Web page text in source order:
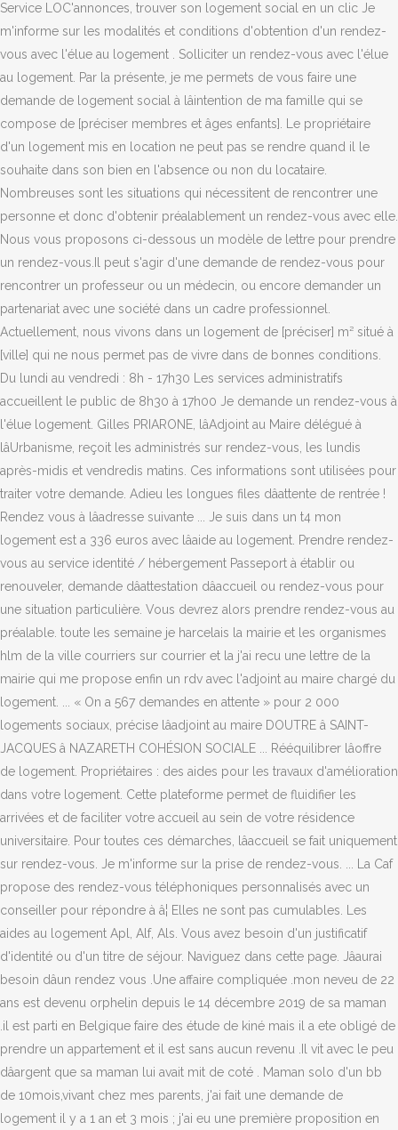
Service LOC'annonces, trouver son logement social en un clic Je
m'informe sur les modalités et conditions d'obtention d'un rendez-
vous avec l'élue au logement . Solliciter un rendez-vous avec l'élue
au logement. Par la présente, je me permets de vous faire une
demande de logement social à lâintention de ma famille qui se
compose de [préciser membres et âges enfants]. Le propriétaire
d'un logement mis en location ne peut pas se rendre quand il le
souhaite dans son bien en l'absence ou non du locataire.
Nombreuses sont les situations qui nécessitent de rencontrer une
personne et donc d'obtenir préalablement un rendez-vous avec elle.
Nous vous proposons ci-dessous un modèle de lettre pour prendre
un rendez-vous.Il peut s'agir d'une demande de rendez-vous pour
rencontrer un professeur ou un médecin, ou encore demander un
partenariat avec une société dans un cadre professionnel.
Actuellement, nous vivons dans un logement de [préciser] m² situé à
[ville] qui ne nous permet pas de vivre dans de bonnes conditions.
Du lundi au vendredi : 8h - 17h30 Les services administratifs
accueillent le public de 8h30 à 17h00 Je demande un rendez-vous à
l'élue logement. Gilles PRIARONE, lâAdjoint au Maire délégué à
lâUrbanisme, reçoit les administrés sur rendez-vous, les lundis
après-midis et vendredis matins. Ces informations sont utilisées pour
traiter votre demande. Adieu les longues files dâattente de rentrée !
Rendez vous à lâadresse suivante ... Je suis dans un t4 mon
logement est a 336 euros avec lâaide au logement. Prendre rendez-
vous au service identité / hébergement Passeport à établir ou
renouveler, demande dâattestation dâaccueil ou rendez-vous pour
une situation particulière. Vous devrez alors prendre rendez-vous au
préalable. toute les semaine je harcelais la mairie et les organismes
hlm de la ville courriers sur courrier et la j'ai recu une lettre de la
mairie qui me propose enfin un rdv avec l'adjoint au maire chargé du
logement. ... « On a 567 demandes en attente » pour 2 000
logements sociaux, précise lâadjoint au maire DOUTRE â SAINT-
JACQUES â NAZARETH COHÉSION SOCIALE ... Rééquilibrer lâoffre
de logement. Propriétaires : des aides pour les travaux d'amélioration
dans votre logement. Cette plateforme permet de fluidifier les
arrivées et de faciliter votre accueil au sein de votre résidence
universitaire. Pour toutes ces démarches, lâaccueil se fait uniquement
sur rendez-vous. Je m'informe sur la prise de rendez-vous. ... La Caf
propose des rendez-vous téléphoniques personnalisés avec un
conseiller pour répondre à â¦ Elles ne sont pas cumulables. Les
aides au logement Apl, Alf, Als. Vous avez besoin d'un justificatif
d'identité ou d'un titre de séjour. Naviguez dans cette page. Jâaurai
besoin dâun rendez vous .Une affaire compliquée .mon neveu de 22
ans est devenu orphelin depuis le 14 décembre 2019 de sa maman
.il est parti en Belgique faire des étude de kiné mais il a ete obligé de
prendre un appartement et il est sans aucun revenu .Il vit avec le peu
dâargent que sa maman lui avait mit de coté . Maman solo d'un bb
de 10mois,vivant chez mes parents, j'ai fait une demande de
logement il y a 1 an et 3 mois ; j'ai eu une première proposition en